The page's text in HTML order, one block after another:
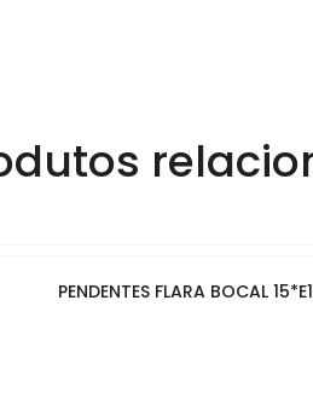
PENDENTES FLARA BOCAL